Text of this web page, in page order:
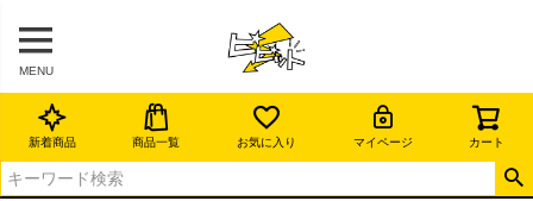
MENU
新着商品 商品一覧 お気に入り マイページ カート